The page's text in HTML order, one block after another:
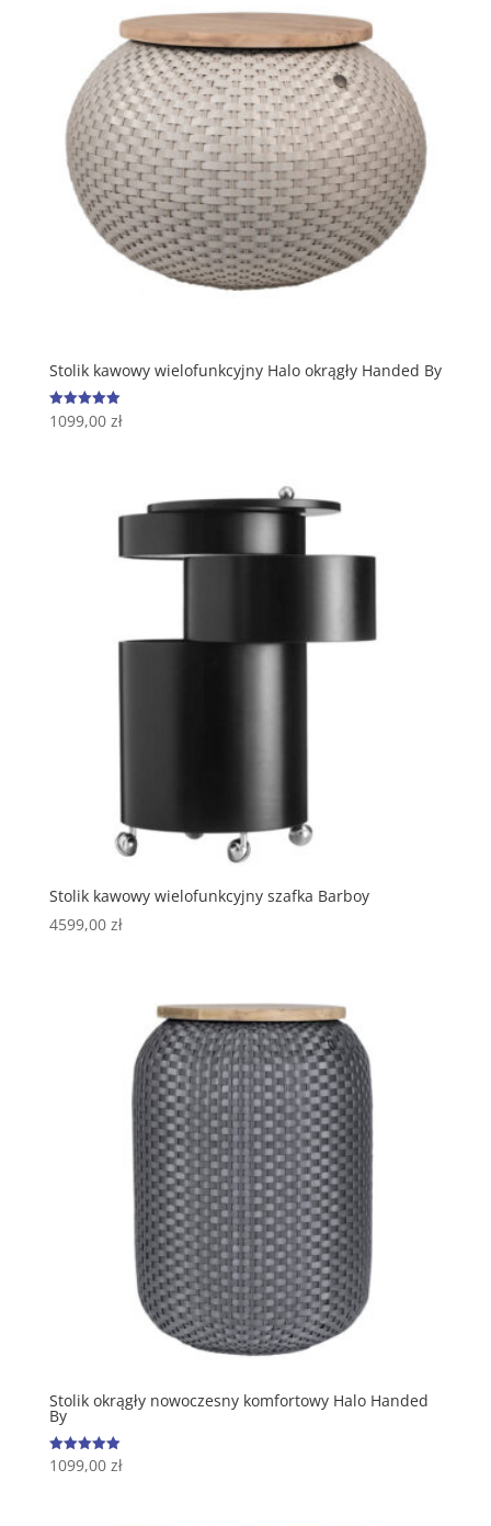
Stolik kawowy wielofunkcyjny Halo okrągły Handed By
Oceniono
5.00
1099,00 zł
Stolik kawowy wielofunkcyjny szafka Barboy
4599,00 zł
Stolik okrągły nowoczesny komfortowy Halo Handed
By
Oceniono
5.00
1099,00 zł